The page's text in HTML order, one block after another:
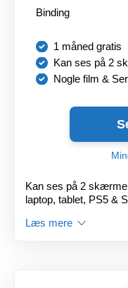
Binding
1 måned gratis
Kan ses på 2
Nogle film &
Kan ses på 2
laptop, tablet, PS5 &
Læs mere